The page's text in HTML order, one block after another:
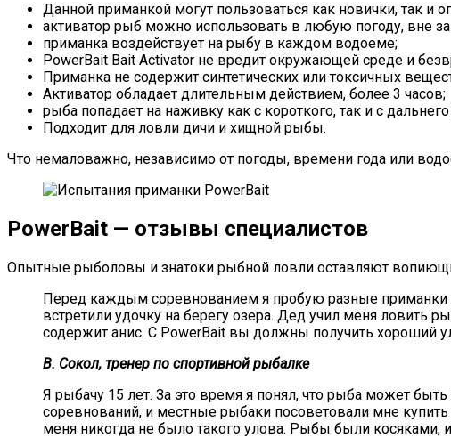
Данной приманкой могут пользоваться как новички, так
активатор рыб можно использовать в любую погоду, вне
приманка воздействует на рыбу в каждом водоеме;
PowerBait Bait Activator не вредит окружающей среде и
Приманка не содержит синтетических или токсичных
Активатор обладает длительным действием, более 3 часов;
рыба попадает на наживку как с короткого, так и с дальнего
Подходит для ловли дичи и хищной рыбы.
Что немаловажно, независимо от погоды, времени года или
PowerBait — отзывы специалистов
Опытные рыболовы и знатоки рыбной ловли оставляют
Перед каждым соревнованием я пробую разные приманки
встретили удочку на берегу озера. Дед учил меня ловить
содержит анис. С PowerBait вы должны получить хороший
В. Сокол, тренер по спортивной рыбалке
Я рыбачу 15 лет. За это время я понял, что рыба может
соревнований, и местные рыбаки посоветовали мне
меня никогда не было такого улова. Рыбы были косяками,